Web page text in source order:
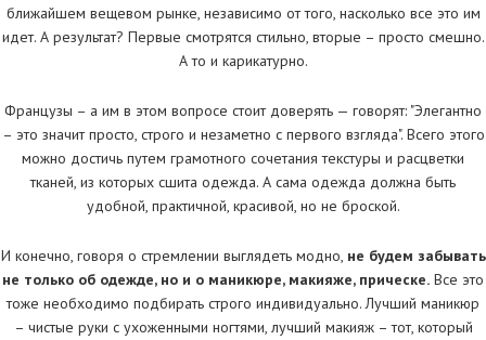
ближайшем вещевом рынке, независимо от того, насколько все это им
идет. А результат? Первые смотрятся стильно, вторые – просто смешно.
А то и карикатурно.
Французы – а им в этом вопросе стоит доверять — говорят: "Элегантно
– это значит просто, строго и незаметно с первого взгляда". Всего этого
можно достичь путем грамотного сочетания текстуры и расцветки
тканей, из которых сшита одежда. А сама одежда должна быть
удобной, практичной, красивой, но не броской.
И конечно, говоря о стремлении выглядеть модно, не будем забывать
не только об одежде, но и о маникюре, макияже, прическе. Все это
тоже необходимо подбирать строго индивидуально. Лучший маникюр
– чистые руки с ухоженными ногтями, лучший макияж – тот, который